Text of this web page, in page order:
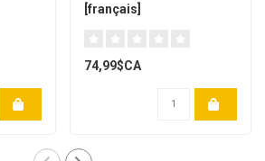
[français]
74,99$CA